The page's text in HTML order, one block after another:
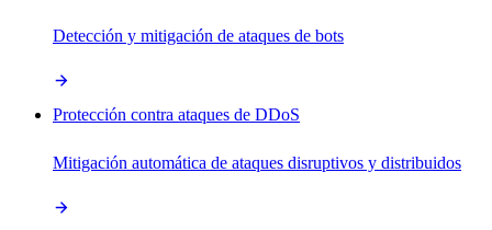
Detección y mitigación de ataques de bots
Protección contra ataques de DDoS
Mitigación automática de ataques disruptivos y distribuidos